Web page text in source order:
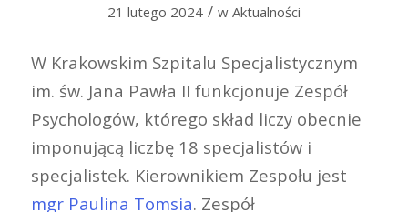
21 lutego 2024 / w Aktualności
W Krakowskim Szpitalu Specjalistycznym
im. św. Jana Pawła II funkcjonuje Zespół
Psychologów, którego skład liczy obecnie
imponującą liczbę 18 specjalistów i
specjalistek. Kierownikiem Zespołu jest
mgr Paulina Tomsia. Zespół